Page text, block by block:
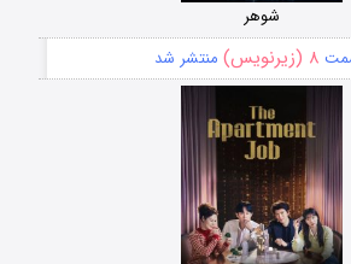
شوهر
۸ (زیرنویس) منتشر شد